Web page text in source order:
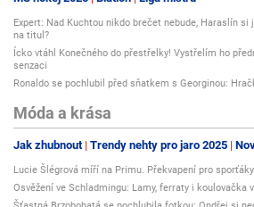
Expert: Nad Kuchtou nikdo brečet nebude, Haraslín
na titul?
Ícko vtáhl Konečného do přestřelky! Vystřelím ho
senzaci
Ronaldo se pochlubil před sňatkem s Georginou:
Móda a krása
Jak zhubnout Trendy nehty pro jaro 2025
Lucie Šlégrová míří na Primu. Překvapení pro
Osvěžení ve Schladmingu: Lamy, ferraty i koulovačka